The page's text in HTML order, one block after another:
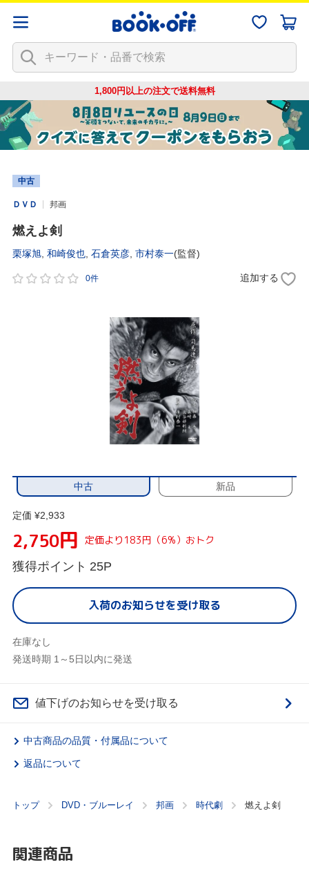
1,800円以上の注文で送料無料
中古
ＤＶＤ 邦画
燃えよ剣
栗塚旭 和崎俊也 石倉英彦 市村泰一(監督)
0件 追加する
中古 新品
定価 ¥2,933
2,750円 定価より183円（6%）おトク
獲得ポイント 25P
入荷のお知らせを受け取る
在庫なし
発送時期 1～5日以内に発送
値下げのお知らせを受け取る
中古商品の品質・付属品について
返品について
トップ DVD・ブルーレイ 邦画 時代劇 燃えよ剣
関連商品